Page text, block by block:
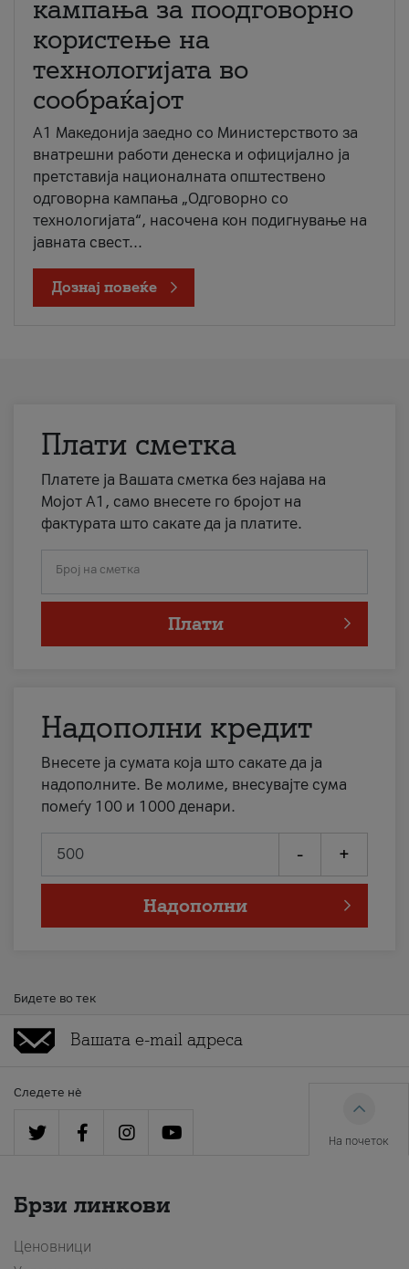
кампања за поодговорно
користење на
технологијата во
сообраќајот
A1 Македонија заедно со Министерството за
внатрешни работи денеска и официјално ја
претставија националната општествено
одговорна кампања „Одговорно со
технологијата“, насочена кон подигнување на
јавната свест...
Дознај повеќе
Плати сметка
Платете ја Вашата сметка без најава на
Мојот А1, само внесете го бројот на
фактурата што сакате да ја платите.
Број на сметка
Плати
Надополни кредит
Внесете ја сумата која што сакате да ја
надополните. Ве молиме, внесувајте сума
помеѓу 100 и 1000 денари.
- +
Надополни
Бидете во тек
Следете нè
На почеток
Брзи линкови
Ценовници